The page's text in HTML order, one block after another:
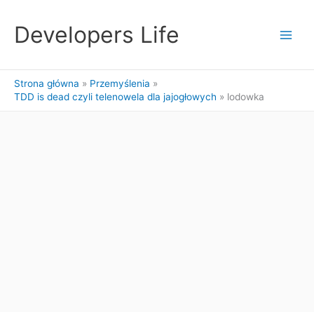
treściDevelopers Life
Strona główna
Przemyślenia
TDD is dead czyli telenowela dla jajogłowych
lodowka